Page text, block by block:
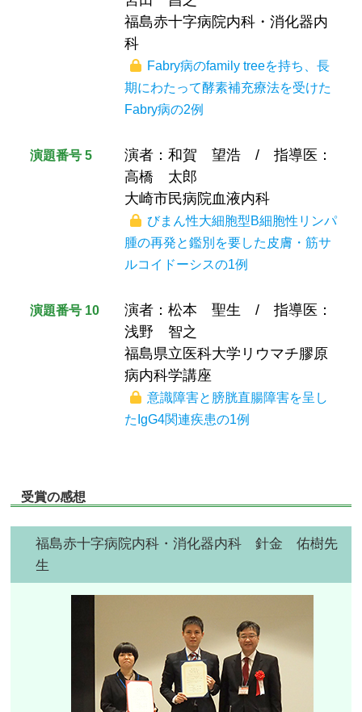
福島赤十字病院内科・消化器内
科
Fabry病のfamily treeを持ち、長
期にわたって酵素補充療法を受けた
Fabry病の2例
演題番号 5
演者：和賀 望浩 / 指導医：
高橋 太郎
大崎市民病院血液内科
びまん性大細胞型B細胞性リンパ
腫の再発と鑑別を要した皮膚・筋サ
ルコイドーシスの1例
演題番号 10
演者：松本 聖生 / 指導医：
浅野 智之
福島県立医科大学リウマチ膠原
病内科学講座
意識障害と膀胱直腸障害を呈し
たIgG4関連疾患の1例
受賞の感想
福島赤十字病院内科・消化器内科 針金 佑樹先
生